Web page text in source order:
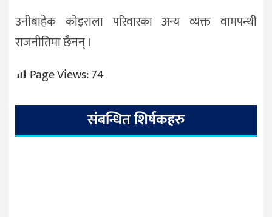
उनीबाहेक कोइराला परिवारका अन्य व्यक्त वामपन्थी
राजनीतिमा छैनन् ।
Page Views:74
संबन्धित शिर्षकहरु